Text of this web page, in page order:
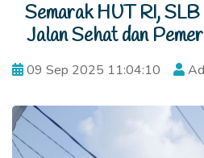
Semarak HUT RI,
Jalan Sehat dan
09 Sep 2025 11:04:10